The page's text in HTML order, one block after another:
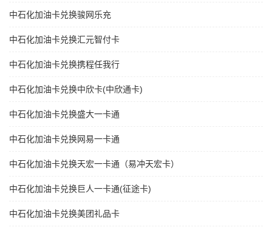
中石化加油卡兑换骏网乐充
中石化加油卡兑换汇元智付卡
中石化加油卡兑换携程任我行
中石化加油卡兑换中欣卡(中欣通卡)
中石化加油卡兑换盛大一卡通
中石化加油卡兑换网易一卡通
中石化加油卡兑换天宏一卡通（易冲天宏卡）
中石化加油卡兑换巨人一卡通(征途卡)
中石化加油卡兑换美团礼品卡